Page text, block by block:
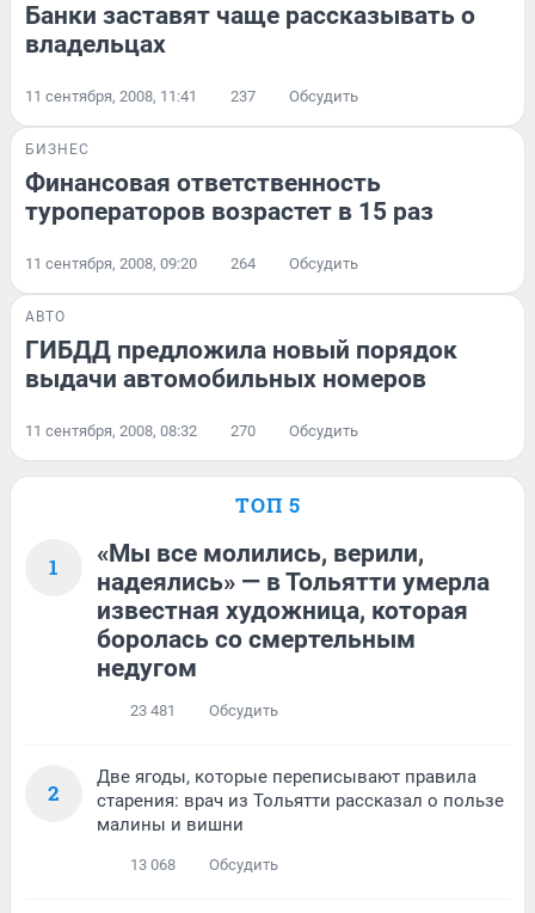
Банки заставят чаще рассказывать о
владельцах
11 сентября, 2008, 11:41 237 Обсудить
БИЗНЕС
Финансовая ответственность
туроператоров возрастет в 15 раз
11 сентября, 2008, 09:20 264 Обсудить
АВТО
ГИБДД предложила новый порядок
выдачи автомобильных номеров
11 сентября, 2008, 08:32 270 Обсудить
ТОП 5
1
«Мы все молились, верили,
надеялись» — в Тольятти умерла
известная художница, которая
боролась со смертельным
недугом
23 481 Обсудить
2
Две ягоды, которые переписывают правила
старения: врач из Тольятти рассказал о пользе
малины и вишни
13 068 Обсудить